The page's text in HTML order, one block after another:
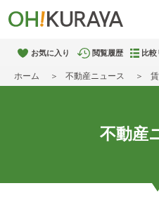
お気に入り 閲覧履歴 比較
ホーム 不動産ニュース
不動産